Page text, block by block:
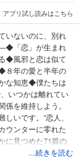
アプリ試し読みはこちら
いないのに、別れ
「恋」が生まれ
◆風邪と恋は似て
８年の愛と半年の
な知恵◆僕たちは
いつかは離れてい
を維持しよう。
いです。”恋人、
ウンターに零れた
に見つめた71篇の
...続きを読む